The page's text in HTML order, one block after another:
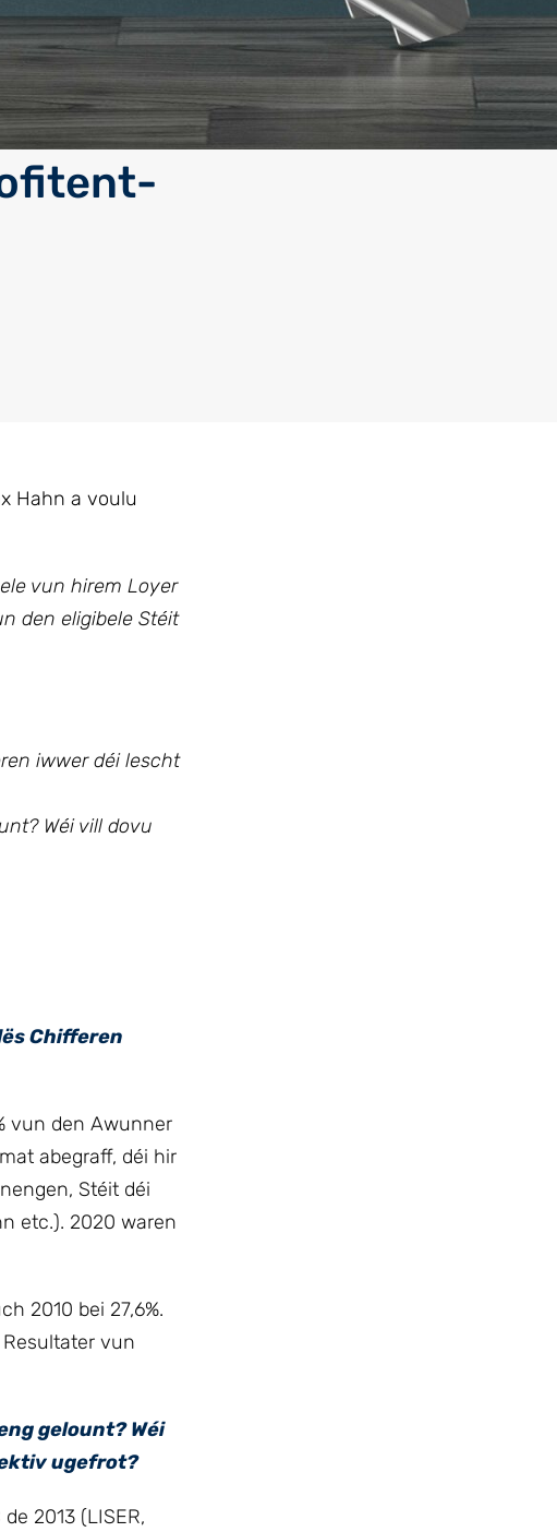
Hahn a voulu
vun hirem Loyer
den eligibele Stéit
iwwer déi lescht
Wéi vill dovu
Chifferen
vun den Awunner
abegraff, déi hir
Stéit déi
etc.). 2020 waren
2010 bei 27,6%.
Resultater vun
gelount? Wéi
ugefrot?
2013 (LISER,